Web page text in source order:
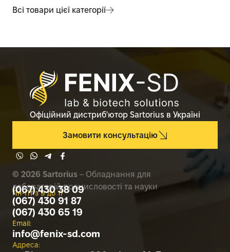
Всі товари цієї категорії
Офіційний дистриб'ютор Sartorius в Україні
© 2026 Sartorius – Обладнання для
лабораторій промисловості та науки
Замовити консультацію
Пн-Пт з 9 до 17
(067) 430 38 09
(067) 430 91 87
(067) 430 65 19
Email:
info@fenix-sd.com
Адреса: